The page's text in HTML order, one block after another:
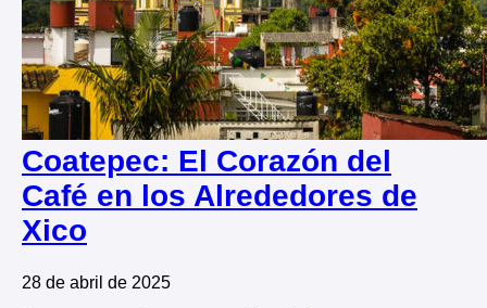
Coatepec: El Corazón del
Café en los Alrededores de
Xico
28 de abril de 2025